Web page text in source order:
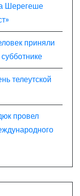
Шерегеше
приняли
телеутской
провел